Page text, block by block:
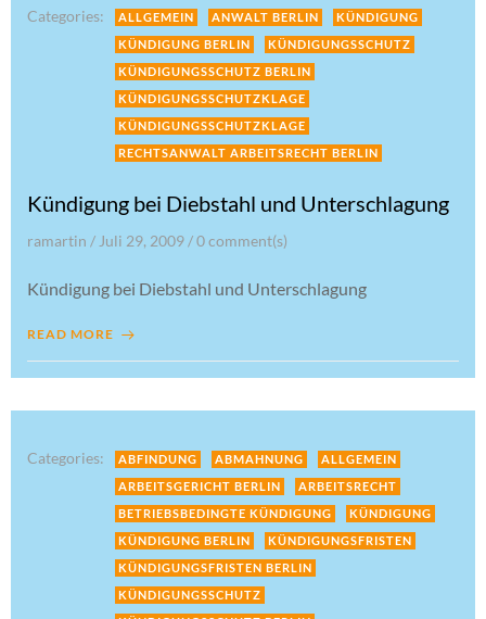
Categories: ALLGEMEIN ANWALT BERLIN
KÜNDIGUNG
KÜNDIGUNG BERLIN
KÜNDIGUNGSSCHUTZ
KÜNDIGUNGSSCHUTZ BERLIN
KÜNDIGUNGSSCHUTZKLAGE
KÜNDIGUNGSSCHUTZKLAGE
RECHTSANWALT ARBEITSRECHT BERLIN
Kündigung bei Diebstahl und Unterschlagung
ramartin / Juli 29, 2009 /0comment(s)
Kündigung bei Diebstahl und Unterschlagung
READ MORE
Categories: ABFINDUNG ABMAHNUNG
ALLGEMEIN
ARBEITSGERICHT BERLIN
ARBEITSRECHT
BETRIEBSBEDINGTE KÜNDIGUNG
KÜNDIGUNG
KÜNDIGUNG BERLIN
KÜNDIGUNGSFRISTEN
KÜNDIGUNGSFRISTEN BERLIN
KÜNDIGUNGSSCHUTZ